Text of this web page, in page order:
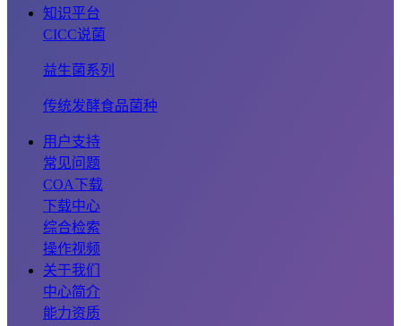
知识平台
CICC说菌
益生菌系列
传统发酵食品菌种
用户支持
常见问题
COA下载
下载中心
综合检索
操作视频
关于我们
中心简介
能力资质